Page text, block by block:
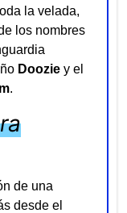
la velada,
los nombres
Doozie y el
.
de una
desde el